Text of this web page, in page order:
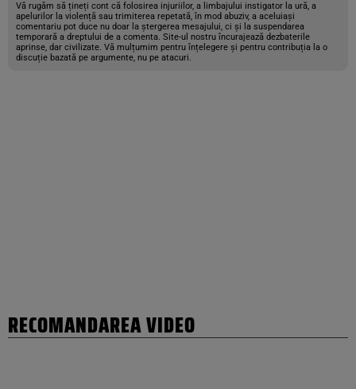
Vă rugăm să țineți cont că folosirea injuriilor, a limbajului instigator la ură, a
apelurilor la violență sau trimiterea repetată, în mod abuziv, a aceluiași
comentariu pot duce nu doar la ștergerea mesajului, ci și la suspendarea
temporară a dreptului de a comenta. Site-ul nostru încurajează dezbaterile
aprinse, dar civilizate. Vă mulțumim pentru înțelegere și pentru contribuția la o
discuție bazată pe argumente, nu pe atacuri.
RECOMANDAREA VIDEO